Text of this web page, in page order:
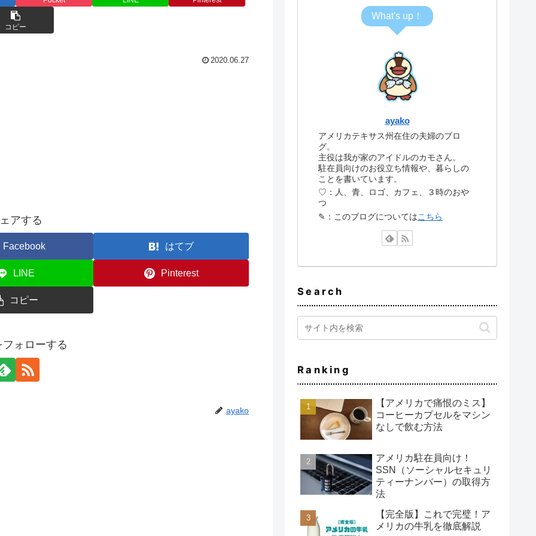
コピー
2020.06.27
アする
Facebook はてブ
LINE Pinterest
コピー
ォローする
ayako
What's up！
ayako
アメリカテキサス州在住の夫婦のブロ
グ。
主役は我が家のアイドルのカモさん。
駐在員向けのお役立ち情報や、暮らしの
ことを書いています。
♡：人、青、ロゴ、カフェ、３時のおや
つ
✎：このブログについてはこちら
Search
Ranking
【アメリカで痛恨のミス】
コーヒーカプセルをマシン
なしで飲む方法
アメリカ駐在員向け！
SSN（ソーシャルセキュリ
ティーナンバー）の取得方
法
【完全版】これで完璧！ア
メリカの牛乳を徹底解説